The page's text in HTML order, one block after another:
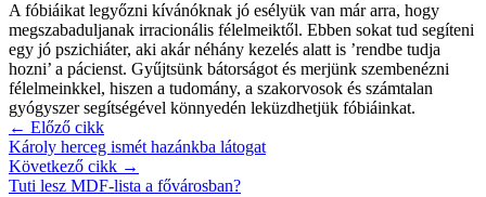
A fóbiáikat legyőzni kívánóknak jó esélyük van már arra, hogy
megszabaduljanak irracionális félelmeiktől. Ebben sokat tud segíteni
egy jó pszichiáter, aki akár néhány kezelés alatt is ’rendbe tudja
hozni’ a pácienst. Gyűjtsünk bátorságot és merjünk szembenézni
félelmeinkkel, hiszen a tudomány, a szakorvosok és számtalan
gyógyszer segítségével könnyedén leküzdhetjük fóbiáinkat.
← Előző cikk
Károly herceg ismét hazánkba látogat
Következő cikk →
Tuti lesz MDF-lista a fővárosban?